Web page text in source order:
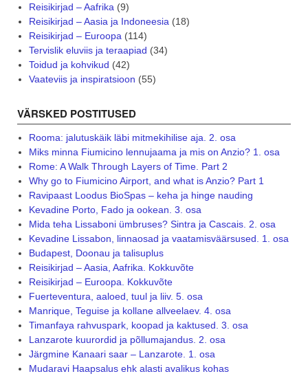
Reisikirjad – Aafrika (9)
Reisikirjad – Aasia ja Indoneesia (18)
Reisikirjad – Euroopa (114)
Tervislik eluviis ja teraapiad (34)
Toidud ja kohvikud (42)
Vaateviis ja inspiratsioon (55)
VÄRSKED POSTITUSED
Rooma: jalutuskäik läbi mitmekihilise aja. 2. osa
Miks minna Fiumicino lennujaama ja mis on Anzio? 1. osa
Rome: A Walk Through Layers of Time. Part 2
Why go to Fiumicino Airport, and what is Anzio? Part 1
Ravipaast Loodus BioSpas – keha ja hinge nauding
Kevadine Porto, Fado ja ookean. 3. osa
Mida teha Lissaboni ümbruses? Sintra ja Cascais. 2. osa
Kevadine Lissabon, linnaosad ja vaatamisväärsused. 1. osa
Budapest, Doonau ja talisuplus
Reisikirjad – Aasia, Aafrika. Kokkuvõte
Reisikirjad – Euroopa. Kokkuvõte
Fuerteventura, aaloed, tuul ja liiv. 5. osa
Manrique, Teguise ja kollane allveelaev. 4. osa
Timanfaya rahvuspark, koopad ja kaktused. 3. osa
Lanzarote kuurordid ja põllumajandus. 2. osa
Järgmine Kanaari saar – Lanzarote. 1. osa
Mudaravi Haapsalus ehk alasti avalikus kohas